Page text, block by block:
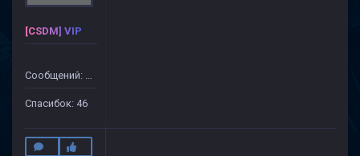
[CSDM] VIP
Сообщений: 499
Спасибок: 46